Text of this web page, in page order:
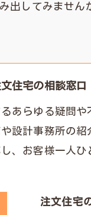
出してみません
住宅の相談窓口
あらゆる疑問
設計事務所の
、お客様一人
注文住宅